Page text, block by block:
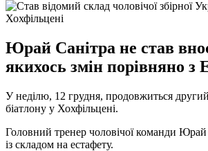
Юрай Санітра не став
якихось змін порівняно з
У неділю, 12 грудня, продовжиться
біатлону у Хохфільцені.
Головний тренер чоловічої команди Юрай
із складом на естафету.